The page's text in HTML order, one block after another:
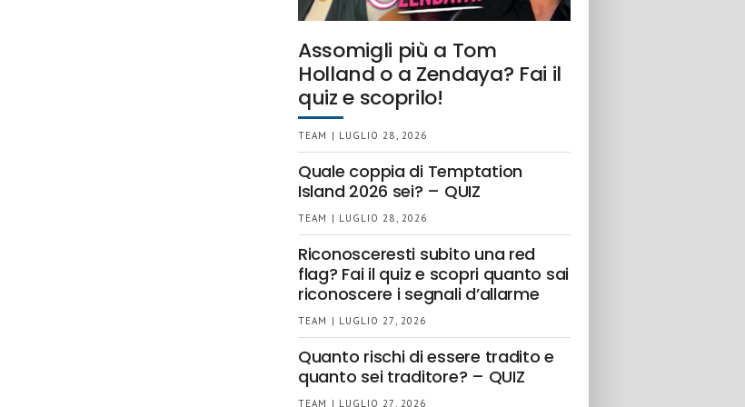
Assomigli più a Tom
Holland o a Zendaya? Fai il
quiz e scoprilo!
TEAM | LUGLIO 28, 2026
Quale coppia di Temptation
Island 2026 sei? – QUIZ
TEAM | LUGLIO 28, 2026
Riconosceresti subito una red
flag? Fai il quiz e scopri quanto sai
riconoscere i segnali d’allarme
TEAM | LUGLIO 27, 2026
Quanto rischi di essere tradito e
quanto sei traditore? – QUIZ
TEAM | LUGLIO 27, 2026